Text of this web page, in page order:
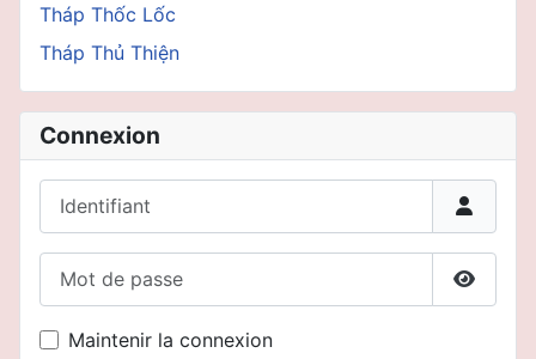
Tháp Thốc Lốc
Tháp Thủ Thiện
Connexion
Maintenir la connexion